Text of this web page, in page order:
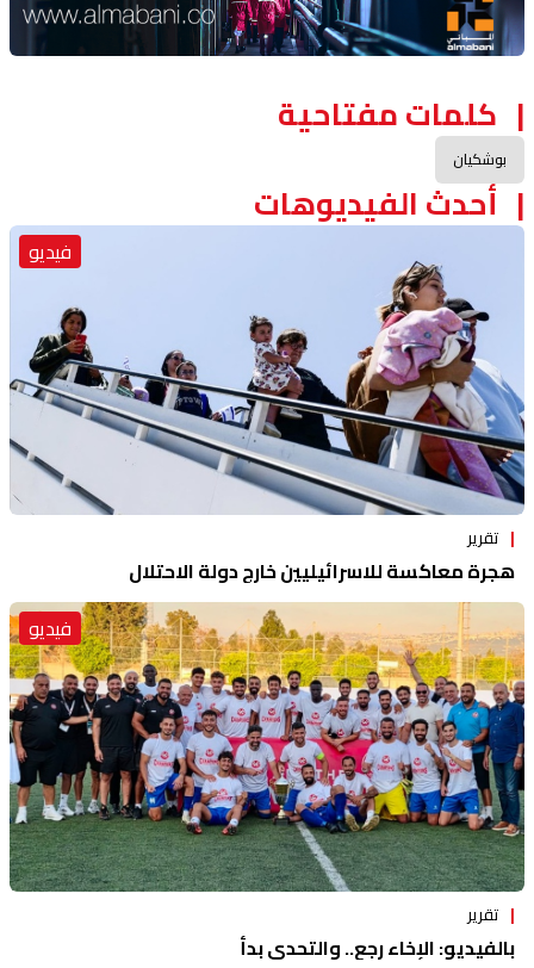
كلمات مفتاحية
بوشكيان
أحدث الفيديوهات
فيديو
تقرير
هجرة معاكسة للاسرائيليين خارج دولة الاحتلال
فيديو
تقرير
بالفيديو: الإخاء رجع.. والتحدي بدأ